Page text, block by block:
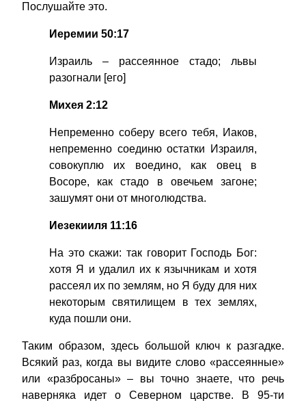
Послушайте это.
Иеремии 50:17
Израиль – рассеянное стадо; львы
разогнали [его]
Михея 2:12
Непременно соберу всего тебя, Иаков,
непременно соединю остатки Израиля,
совокуплю их воедино, как овец в
Восоре, как стадо в овечьем загоне;
зашумят они от многолюдства.
Иезекииля 11:16
На это скажи: так говорит Господь Бог:
хотя Я и удалил их к язычникам и хотя
рассеял их по землям, но Я буду для них
некоторым святилищем в тех землях,
куда пошли они.
Таким образом, здесь большой ключ к разгадке.
Всякий раз, когда вы видите слово «рассеянные»
или «разбросаны» – вы точно знаете, что речь
наверняка идет о Северном царстве. В 95-ти